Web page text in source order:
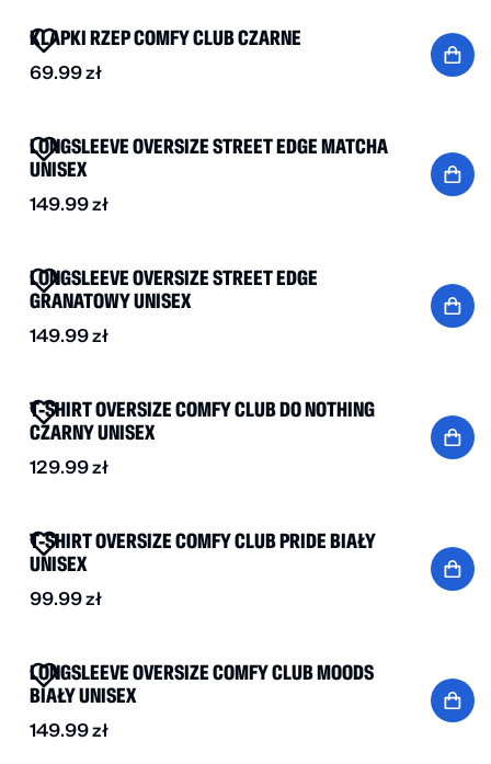
KLAPKI RZEP COMFY CLUB CZARNE
69.99zł
LONGSLEEVE OVERSIZE STREET EDGE MATCHA
UNISEX
149.99zł
LONGSLEEVE OVERSIZE STREET EDGE
GRANATOWY UNISEX
149.99zł
T-SHIRT OVERSIZE COMFY CLUB DO NOTHING
CZARNY UNISEX
129.99zł
T-SHIRT OVERSIZE COMFY CLUB PRIDE BIAŁY
UNISEX
99.99zł
LONGSLEEVE OVERSIZE COMFY CLUB MOODS
BIAŁY UNISEX
149.99zł